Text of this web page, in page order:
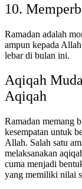
10.
Ramadan adalah
ampun kepada
lebar di bulan ini.
Aqiqah
Aqiqah
Ramadan memang
kesempatan untuk
Allah. Salah satu
melaksanakan
cuma menjadi
yang memiliki nilai